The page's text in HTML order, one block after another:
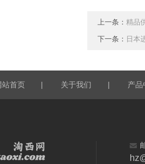
上一条： 精品
下一条： 日本
站首页 | 关于我们 | 产品